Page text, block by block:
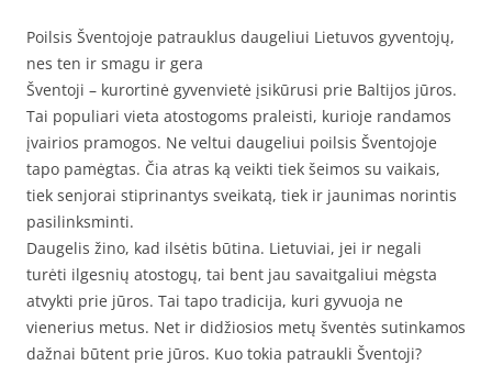
Poilsis Šventojoje patrauklus daugeliui Lietuvos gyventojų,
nes ten ir smagu ir gera
Šventoji – kurortinė gyvenvietė įsikūrusi prie Baltijos jūros.
Tai populiari vieta atostogoms praleisti, kurioje randamos
įvairios pramogos. Ne veltui daugeliui poilsis Šventojoje
tapo pamėgtas. Čia atras ką veikti tiek šeimos su vaikais,
tiek senjorai stiprinantys sveikatą, tiek ir jaunimas norintis
pasilinksminti.
Daugelis žino, kad ilsėtis būtina. Lietuviai, jei ir negali
turėti ilgesnių atostogų, tai bent jau savaitgaliui mėgsta
atvykti prie jūros. Tai tapo tradicija, kuri gyvuoja ne
vienerius metus. Net ir didžiosios metų šventės sutinkamos
dažnai būtent prie jūros. Kuo tokia patraukli Šventoji?